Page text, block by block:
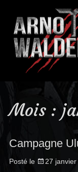
Mois :
Campagne
Posté le 27